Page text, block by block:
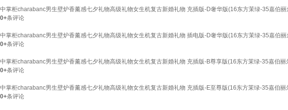
中掌柜charabanc男生壁炉香薰感七夕礼物高级礼物女生机复古新婚礼物 充插版-D奢华版(16东方茉绿-35嘉伯
0+条评论
中掌柜charabanc男生壁炉香薰感七夕礼物高级礼物女生机复古新婚礼物 插电版-D奢华版(16东方茉绿-35嘉伯
0+条评论
中掌柜charabanc男生壁炉香薰感七夕礼物高级礼物女生机复古新婚礼物 充插版-B尊享版(16东方茉绿-35嘉伯丽
0+条评论
中掌柜charabanc男生壁炉香薰感七夕礼物高级礼物女生机复古新婚礼物 充插版-E至尊版(16东方茉绿-35嘉伯
0+条评论